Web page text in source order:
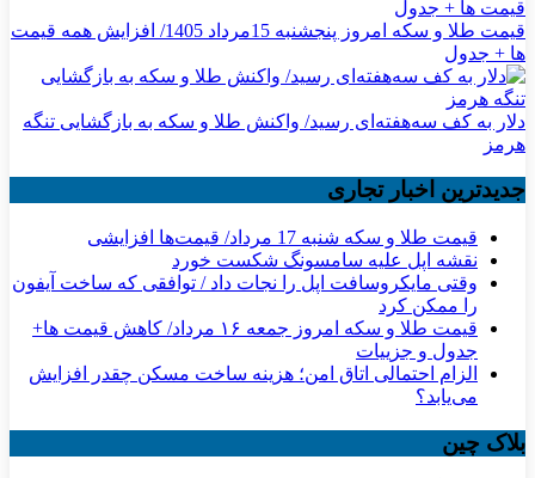
قیمت طلا و سکه امروز پنجشنبه 15مرداد 1405/ افزایش همه قیمت
ها + جدول
دلار به کف سه‌هفته‌ای رسید/ واکنش طلا و سکه به بازگشایی تنگه
هرمز
جدیدترین اخبار تجاری
قیمت طلا و سکه شنبه 17 مرداد/ قیمت‌ها افزایشی
نقشه اپل علیه سامسونگ شکست خورد
وقتی مایکروسافت اپل را نجات داد / توافقی که ساخت آیفون
را ممکن کرد
قیمت طلا و سکه امروز جمعه ۱۶ مرداد/ کاهش قیمت ها+
جدول و جزییات
الزام احتمالی اتاق امن؛ هزینه ساخت مسکن چقدر افزایش
می‌یابد؟
بلاک چین